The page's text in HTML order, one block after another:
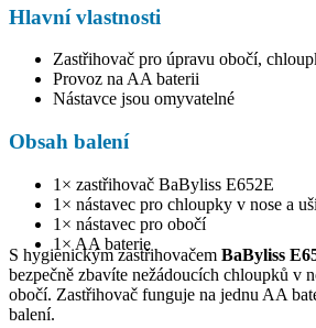
Hlavní vlastnosti
Zastřihovač pro úpravu obočí,
Provoz na AA baterii
Nástavce jsou omyvatelné
Obsah balení
1× zastřihovač BaByliss E652E
1× nástavec pro chloupky v nose a
1× nástavec pro obočí
1× AA baterie
S hygienickým zastřihovačem BaByliss
bezpečně zbavíte nežádoucích chloupků v
obočí. Zastřihovač funguje na jednu AA
balení.